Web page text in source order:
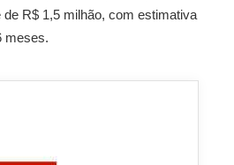
de R$ 1,5 milhão, com estimativa
meses.